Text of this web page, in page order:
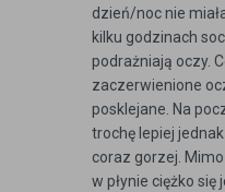
dzień/noc nie
kilku godzinach
podrażniają oczy.
zaczerwienione
posklejane. Na
trochę lepiej
coraz gorzej.
w płynie ciężko się